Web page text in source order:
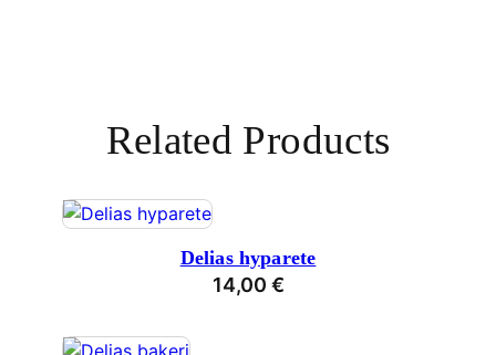
Related Products
Delias hyparete
14,00 €